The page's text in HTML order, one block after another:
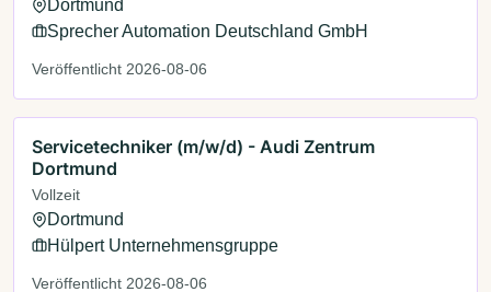
Dortmund
Sprecher Automation Deutschland GmbH
Veröffentlicht 2026-08-06
Servicetechniker (m/w/d) - Audi Zentrum
Dortmund
Vollzeit
Dortmund
Hülpert Unternehmensgruppe
Veröffentlicht 2026-08-06